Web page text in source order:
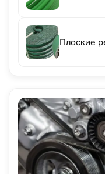
Плоские